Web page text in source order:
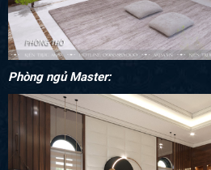
Phòng ngủ Master: